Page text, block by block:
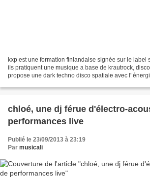
kxp est une formation finlandaise signée sur le label
ils pratiquent une musique a base de krautrock,
propose une dark techno disco spatiale avec l'
chloé, une dj férue d'électro-
performances live
Publié le 23/09/2013 à 23:19
Par musicali